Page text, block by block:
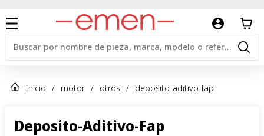
Inicio / motor / otros / deposito-aditivo-fap
Deposito-Aditivo-Fap